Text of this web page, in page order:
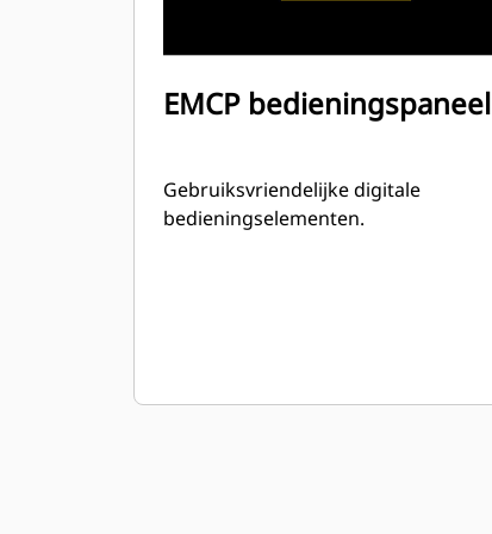
EMCP bedieningspaneel
Gebruiksvriendelijke digitale
bedieningselementen.